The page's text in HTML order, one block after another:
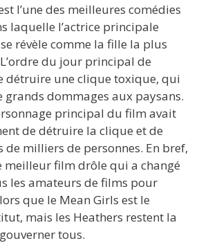
l’une des meilleures comédies
laquelle l’actrice principale
révèle comme la fille la plus
du jour principal de
détruire une clique toxique, qui
grands dommages aux paysans.
principal du film avait
de détruire la clique et de
de milliers de personnes. En bref,
meilleur film drôle qui a changé
les amateurs de films pour
que le Mean Girls est le
mais les Heathers restent la
tous.